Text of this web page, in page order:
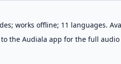
works offline; 11 languages.
the Audiala app for the full